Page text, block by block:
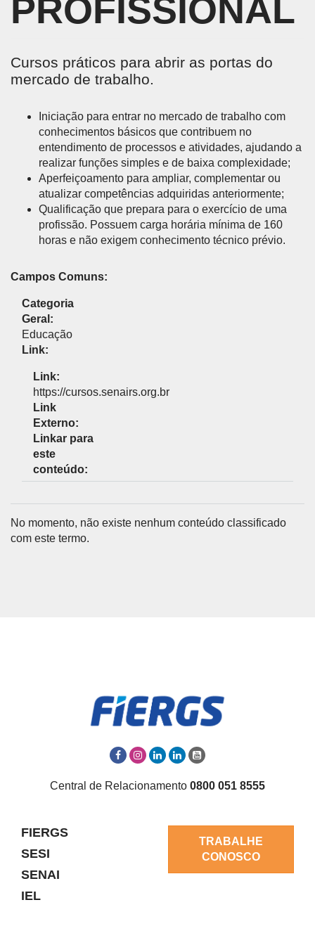
PROFISSIONAL
Cursos práticos para abrir as portas do
mercado de trabalho.
Iniciação para entrar no mercado de trabalho com
conhecimentos básicos que contribuem no
entendimento de processos e atividades, ajudando a
realizar funções simples e de baixa complexidade;
Aperfeiçoamento para ampliar, complementar ou
atualizar competências adquiridas anteriormente;
Qualificação que prepara para o exercício de uma
profissão. Possuem carga horária mínima de 160
horas e não exigem conhecimento técnico prévio.
Campos Comuns:
Categoria
Geral:
Educação
Link:
Link:
https://cursos.senairs.org.br
Link
Externo:
Linkar para
este
conteúdo:
No momento, não existe nenhum conteúdo classificado
com este termo.
Central de Relacionamento 0800 051 8555
FIERGS
SESI
SENAI
IEL
TRABALHE
CONOSCO